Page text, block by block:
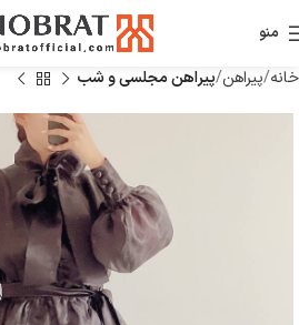
منو
خانه پیراهن پیراهن مجلسی و شب